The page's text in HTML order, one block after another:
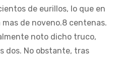
de eurillos, lo que en
de noveno.8 centenas.
noto dicho truco,
dos. No obstante, tras